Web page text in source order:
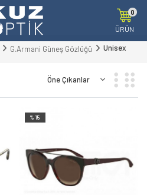
0
ÜRÜN
G.Armani Güneş Gözlüğü Unisex
%15